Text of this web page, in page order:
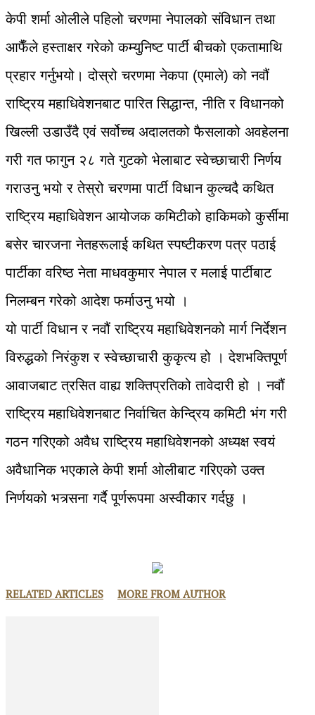
केपी शर्मा ओलीले पहिलो चरणमा नेपालको संविधान तथा
आफैँले हस्ताक्षर गरेको कम्युनिष्ट पार्टी बीचको एकतामाथि
प्रहार गर्नुभयो। दोस्रो चरणमा नेकपा (एमाले) को नवौं
राष्ट्रिय महाधिवेशनबाट पारित सिद्धान्त, नीति र विधानको
खिल्ली उडाउँदै एवं सर्वोच्च अदालतको फैसलाको अवहेलना
गरी गत फागुन २८ गते गुटको भेलाबाट स्वेच्छाचारी निर्णय
गराउनु भयो र तेस्रो चरणमा पार्टी विधान कुल्चदै कथित
राष्ट्रिय महाधिवेशन आयोजक कमिटीको हाकिमको कुर्सीमा
बसेर चारजना नेतहरूलाई कथित स्पष्टीकरण पत्र पठाई
पार्टीका वरिष्ठ नेता माधवकुमार नेपाल र मलाई पार्टीबाट
निलम्बन गरेको आदेश फर्माउनु भयो ।
यो पार्टी विधान र नवौं राष्ट्रिय महाधिवेशनको मार्ग निर्देशन
विरुद्धको निरंकुश र स्वेच्छाचारी कुकृत्य हो । देशभक्तिपूर्ण
आवाजबाट त्रसित वाह्य शक्तिप्रतिको तावेदारी हो । नवौं
राष्ट्रिय महाधिवेशनबाट निर्वाचित केन्द्रिय कमिटी भंग गरी
गठन गरिएको अवैध राष्ट्रिय महाधिवेशनको अध्यक्ष स्वयं
अवैधानिक भएकाले केपी शर्मा ओलीबाट गरिएको उक्त
निर्णयको भत्र्सना गर्दै पूर्णरूपमा अस्वीकार गर्दछु ।
RELATED ARTICLES MORE FROM AUTHOR